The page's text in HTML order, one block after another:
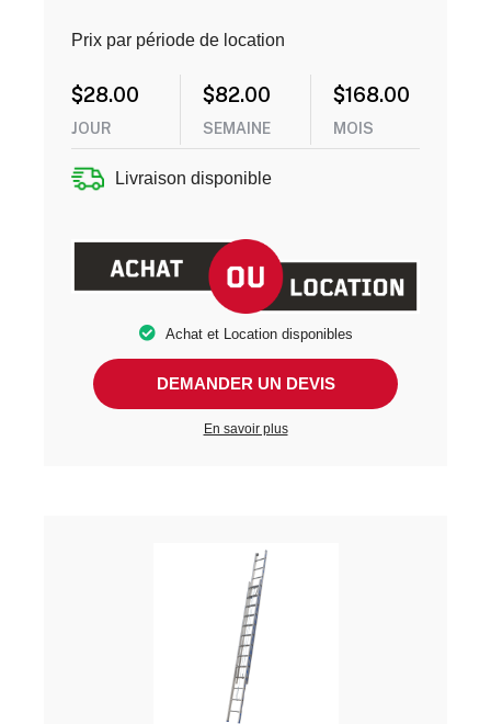
Prix par période de location
$28.00
JOUR
$82.00
SEMAINE
$168.00
MOIS
Livraison disponible
Achat et Location disponibles
DEMANDER UN DEVIS
En savoir plus